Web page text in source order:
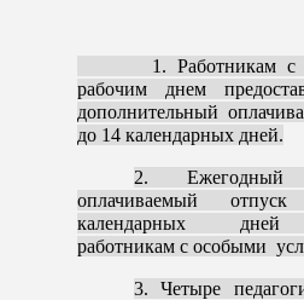
1. Работникам с
рабочим днем
дополнительный
до 14 календарных дней.
2. Ежегодный
оплачиваемый
календарных дней
работникам с особыми
3. Четыре